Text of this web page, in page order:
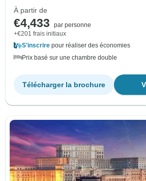
À partir de
€4,433
par personne
+€201 frais initiaux
S'inscrire pour réaliser des économies
Prix basé sur une chambre double
Télécharger la brochure